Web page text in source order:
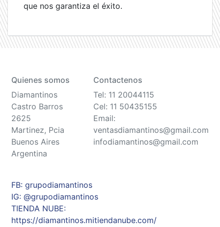
que nos garantiza el éxito.
Quienes somos
Diamantinos
Castro Barros
2625
Martinez, Pcia
Buenos Aires
Argentina
Contactenos
Tel: 11 20044115
Cel: 11 50435155
Email:
ventasdiamantinos@gmail.com
infodiamantinos@gmail.com
FB: grupodiamantinos
IG: @grupodiamantinos
TIENDA NUBE:
https://diamantinos.mitiendanube.com/